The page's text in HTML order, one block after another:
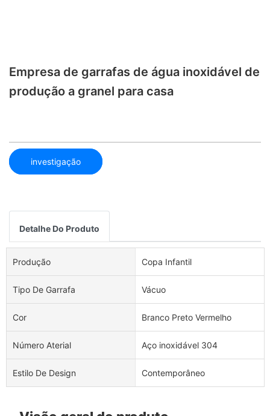
Empresa de garrafas de água inoxidável de
produção a granel para casa
investigação
Detalhe Do Produto
Produção Copa Infantil
Tipo De Garrafa Vácuo
Cor Branco Preto Vermelho
Número Aterial Aço inoxidável 304
Estilo De Design Contemporâneo